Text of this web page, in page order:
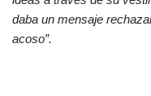
daba un mensaje
acoso”.